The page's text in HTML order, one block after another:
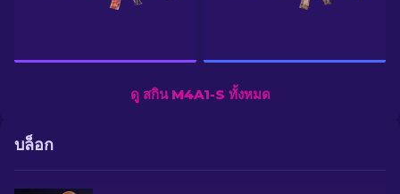
ดู สกิน M4A1-S ทั้งหมด
บล็อก